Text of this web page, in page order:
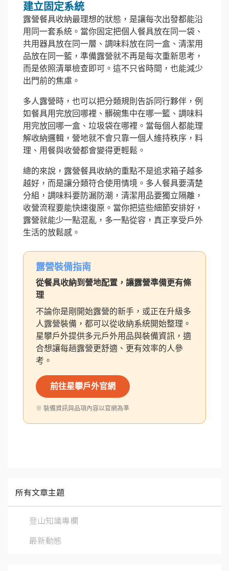
建立固定系統
露營餐具收納最理想的狀態，是讓每次出發都能沿
用同一套系統。當你固定把個人餐具放在同一袋、
共用器具放在同一層、調味料放在同一盒、清潔用
品放在同一籃，準備露營就不再是每次重新思考，
而是依照清單檢查即可。這不只省時間，也能減少
出門前的焦慮。
多人露營時，也可以把分類規則告訴同行夥伴，例
如餐具用完放回哪裡、髒碗集中在哪一籃、調味料
用完放回哪一盒、垃圾袋在哪裡。當每個人都能理
解收納邏輯，營地就不會只靠一個人維持秩序，料
理、用餐與收營都會變得更輕鬆。
總的來說，露營餐具收納的重點不是追求箱子越多
越好，而是讓分類符合使用情境。多人餐具要清楚
分組，調味料要防漏防潮，清潔用品要獨立隔離，
收營流程要能快速復原。當你把這些細節安排好，
露營就能少一點混亂，多一點從容，真正享受戶外
生活的放鬆感。
露營裝備指南
從餐具收納到營地配置，讓露營準備更有條
理
不論你是剛開始露營的新手，或正在升級多
人露營裝備，都可以從收納系統開始整理。
星攀戶外提供多元戶外用品與裝備資訊，適
合想讓每趟露營更舒適、更有效率的人參
考。
前往星攀戶外官網
※ 裝備資訊與品項內容以官網為準
所有文章主題
登山知識專欄
最新動態